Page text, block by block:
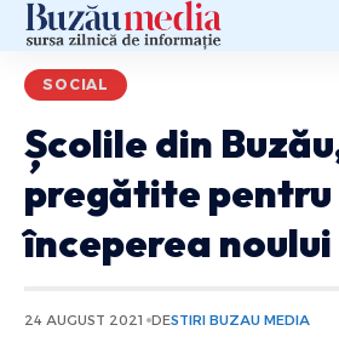
SOCIAL
Școlile din
pregătite pentru
începerea
24 AUGUST 2021 DESTIRI BUZAU MEDIA